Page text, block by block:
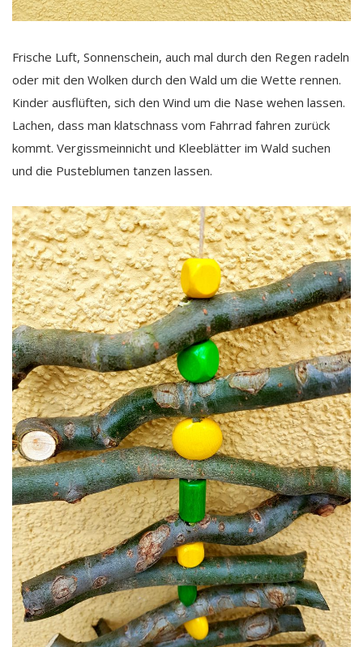
Frische Luft, Sonnenschein, auch mal durch den Regen radeln
oder mit den Wolken durch den Wald um die Wette rennen.
Kinder ausflüften, sich den Wind um die Nase wehen lassen.
Lachen, dass man klatschnass vom Fahrrad fahren zurück
kommt. Vergissmeinnicht und Kleeblätter im Wald suchen
und die Pusteblumen tanzen lassen.